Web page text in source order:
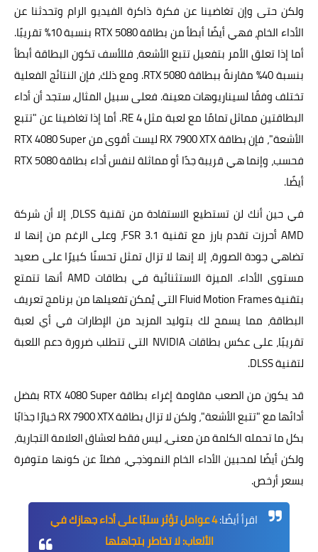
ولكن حتى وإن تغاضينا عن فكرة ذاكرة الفيديو الرام وتحدثنا عن
الأداء الخام، فهي أيضًا أبطأ من بطاقة RTX 5080 بنسبة 10% تقريبًا.
أما إذا تعلق الأمر بتفعيل تتبع الأشعة، فللأسف تكون البطاقة أبطأ
بنسبة 40% مقارنةً ببطاقة RTX 5080. ومع ذلك، فإن النتائج الفعلية
تختلف وفقًا لسيناريوهات معينة. فعلى سبيل المثال، ستجد أن أداء
البطاقتين مماثل تمامًا مع لعبة مثل RE 4. أما إذا تغاضينا عن "تتبع
الأشعة"، فإن بطاقة RX 7900 XTX ليست أقوى من RTX 4080 Super
فحسب، وإنما هي قريبة جدًا أو مماثلة لنفس أداء بطاقة RTX 5080
أيضًا.
في حين أنك لن تستطيع الاستفادة من تقنية DLSS، إلا أن شركة
AMD أحرزت تقدم بارز مع تقنية FSR 3.1، وعلى الرغم من إنها لا
تضاهي جودة الصورة، إلا إنها لا تزال تمثل تحسنًا كبيرًا على صعيد
مستوى الأداء. الميزة الاستثنائية في بطاقات AMD أنها تتمتع
بتقنية Fluid Motion Frames التي يُمكن تفعيلها من برنامج تعريف
البطاقة، مما يسمح لك بتوليد المزيد من الإطارات في أي لعبة
تقريبًا، على عكس بطاقات NVIDIA التي تتطلب ضرورة دعم اللعبة
لتقنية DLSS.
قد يكون من الصعب مقاومة إغراء بطاقة RTX 4080 Super بفضل
أدائها مع "تتبع الأشعة"، ولكن لا تزال بطاقة RX 7900 XTX خيارًا جذابًا
بكل ما تحمله الكلمة من معنى، ليس فقط لعشاق العلامة التجارية،
ولكن أيضًا لمحبين الأداء الخام النموذجي، فضلاً عن كونها متوفرة
بسعر أرخص.
اقرأ أيضًا: 4 عوامل تؤثر سلبًا على أداء جهازك في
الألعاب: لا تخاطر بتجاهلها